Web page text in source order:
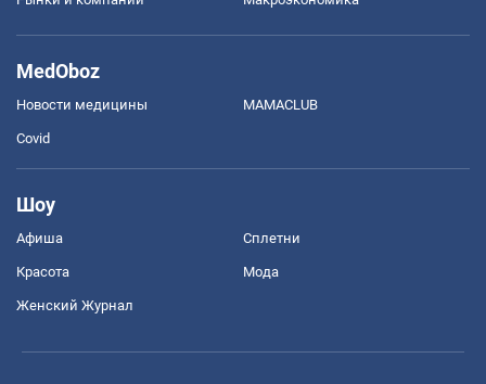
MedOboz
Новости медицины MAMACLUB
Covid
Шоу
Афиша Сплетни
Красота Мода
Женский Журнал